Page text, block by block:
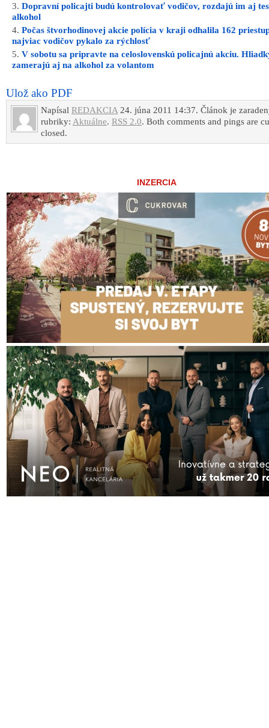
Dopravní policajti budú kontrolovať vodičov, rozdajú im aj
alkohol
Počas štvorhodinovej akcie polícia v kraji odhalila 162
najviac vodičov pykalo za rýchlosť
V sobotu sa pripravte na celoslovenskú policajnú akciu.
zamerajú aj na alkohol za volantom
Ulož ako PDF
Napísal REDAKCIA24. júna 2011 14:37. Článok je
rubriky: Aktuálne. RSS 2.0. Both comments and pings are
closed.
INZERCIA